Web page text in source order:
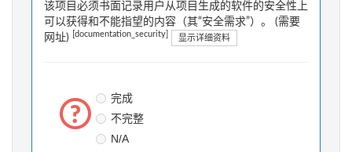
该项目必须书面记录用户从项目生成的软件的安全性上
可以获得和不能指望的内容（其“安全需求”）。 (需要
网址)
[documentation_security] 显示详细资料
完成
不完整
N/A